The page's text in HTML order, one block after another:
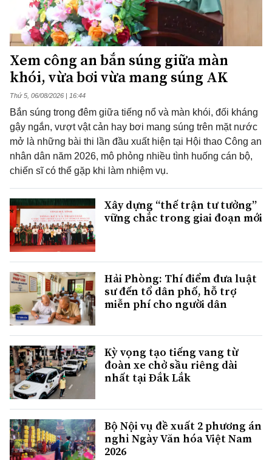
Xem công an bắn súng giữa màn
khói, vừa bơi vừa mang súng AK
Thứ 5, 06/08/2026 | 16:44
Bắn súng trong đêm giữa tiếng nổ và màn khói, đối kháng
gậy ngắn, vượt vật cản hay bơi mang súng trên mặt nước
mở là những bài thi lần đầu xuất hiện tại Hội thao Công an
nhân dân năm 2026, mô phỏng nhiều tình huống cán bộ,
chiến sĩ có thể gặp khi làm nhiệm vụ.
Xây dựng “thế trận tư tưởng”
vững chắc trong giai đoạn mới
Hải Phòng: Thí điểm đưa luật
sư đến tổ dân phố, hỗ trợ
miễn phí cho người dân
Kỳ vọng tạo tiếng vang từ
đoàn xe chở sầu riêng dài
nhất tại Đắk Lắk
Bộ Nội vụ đề xuất 2 phương án
nghỉ Ngày Văn hóa Việt Nam
2026